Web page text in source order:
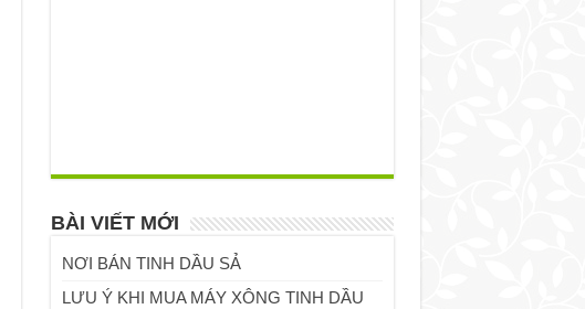
BÀI VIẾT MỚI
NƠI BÁN TINH DẦU SẢ
LƯU Ý KHI MUA MÁY XÔNG TINH DẦU